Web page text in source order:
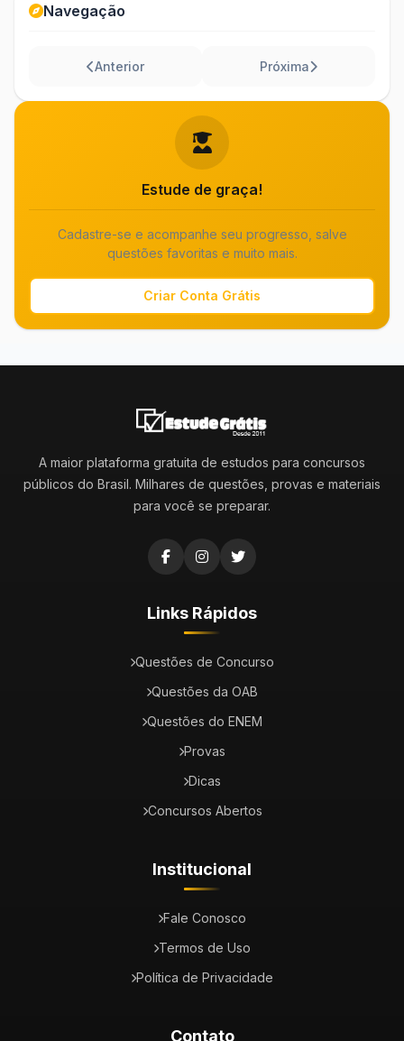
Navegação
Anterior Próxima
Estude de graça!
Cadastre-se e acompanhe seu progresso, salve
questões favoritas e muito mais.
Criar Conta Grátis
A maior plataforma gratuita de estudos para concursos
públicos do Brasil. Milhares de questões, provas e materiais
para você se preparar.
Links Rápidos
Questões de Concurso
Questões da OAB
Questões do ENEM
Provas
Dicas
Concursos Abertos
Institucional
Fale Conosco
Termos de Uso
Política de Privacidade
Contato